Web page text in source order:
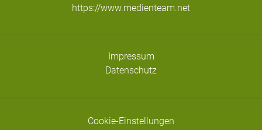
https://www.medienteam.net
Impressum
Datenschutz
Cookie-Einstellungen